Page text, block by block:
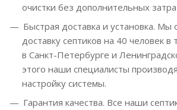
очистки без дополнительных
Быстрая доставка и установка. Мы
доставку септиков на 40 человек
в Санкт-Петербурге и
этого наши специалисты
настройку системы.
Гарантия качества. Все наши